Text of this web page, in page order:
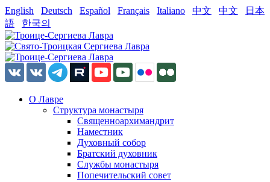
English Deutsch Español Français Italiano 中文 中文
日本
語
한국의
О Лавре
Структура монастыря
Священноархимандрит
Наместник
Духовный собор
Братский духовник
Службы монастыря
Попечительский совет